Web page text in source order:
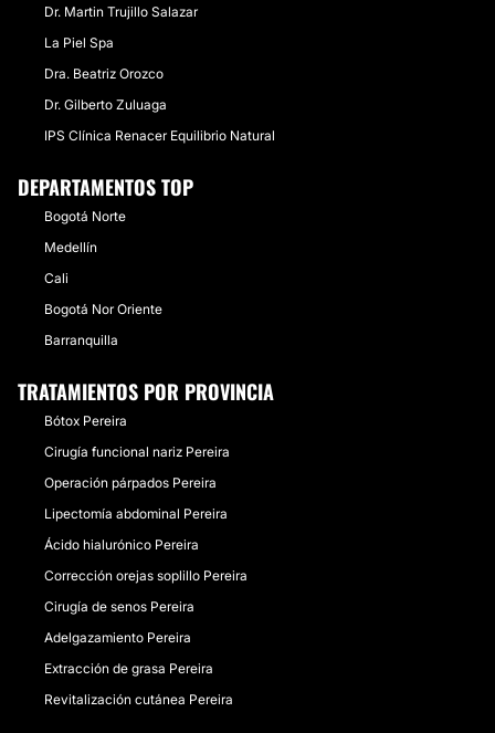
Dr. Martin Trujillo Salazar
La Piel Spa
Dra. Beatriz Orozco
Dr. Gilberto Zuluaga
IPS Clínica Renacer Equilibrio Natural
DEPARTAMENTOS TOP
Bogotá Norte
Medellín
Cali
Bogotá Nor Oriente
Barranquilla
TRATAMIENTOS POR PROVINCIA
Bótox Pereira
Cirugía funcional nariz Pereira
Operación párpados Pereira
Lipectomía abdominal Pereira
Ácido hialurónico Pereira
Corrección orejas soplillo Pereira
Cirugía de senos Pereira
Adelgazamiento Pereira
Extracción de grasa Pereira
Revitalización cutánea Pereira